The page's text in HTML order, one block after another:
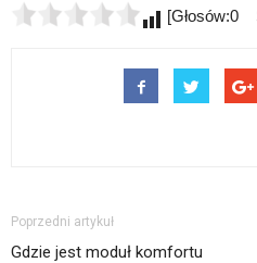
[Głosów:0
Poprzedni artykuł
Gdzie jest moduł komfortu